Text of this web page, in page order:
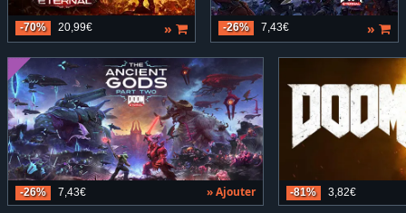
-70% 20,99€ » -26% 7,43€ »
-26% 7,43€ » Ajouter -81% 3,82€